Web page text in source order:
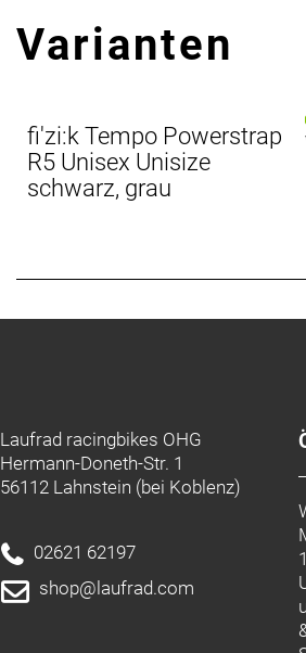
Varianten
fi'zi:k Tempo Powerstrap
R5 Unisex Unisize
schwarz, grau
Laufrad racingbikes OHG
Hermann-Doneth-Str. 1
56112 Lahnstein (bei Koblenz)
02621 62197
shop@laufrad.com